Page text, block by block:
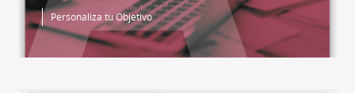
Personaliza tu Objetivo